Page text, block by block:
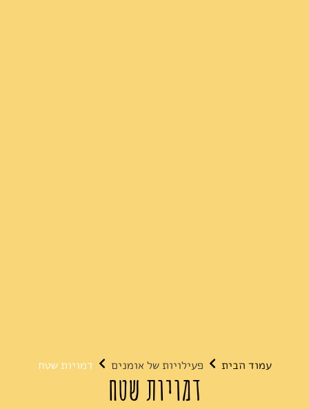
עמוד הבית פעילויות של אומנים דמויות שטח
דמויות שטח